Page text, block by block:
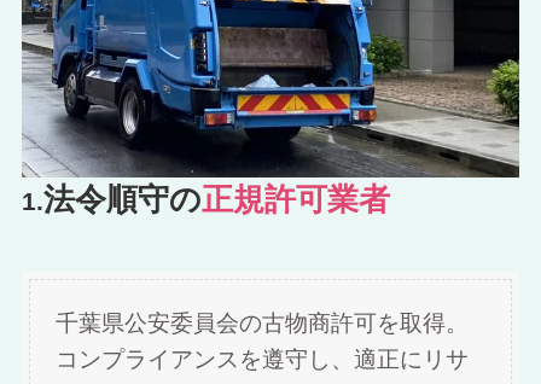
1.法令順守の正規許可業者
千葉県公安委員会の古物商許可を取得。
コンプライアンスを遵守し、適正にリサ